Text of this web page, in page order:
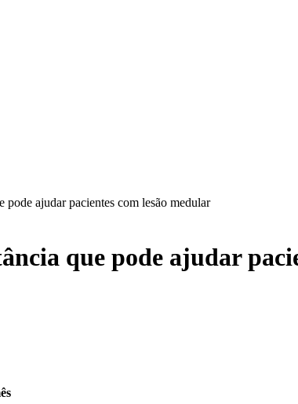
pode ajudar pacientes com lesão medular
que pode ajudar